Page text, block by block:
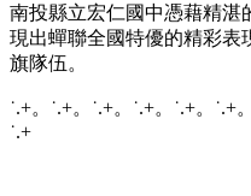
南投縣立宏仁國中憑藉精湛
現出蟬聯全國特優的精彩表
旗隊伍。
˙.+。˙.+。˙.+。˙.+。˙.+。˙.+
˙.+